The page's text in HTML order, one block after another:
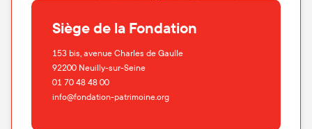
Siège de la Fondation
153 bis, avenue Charles de Gaulle
92200 Neuilly-sur-Seine
01 70 48 48 00
info@fondation-patrimoine.org